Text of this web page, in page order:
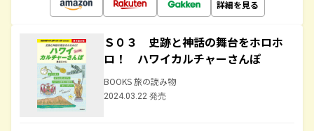
詳細を見る
Ｓ０３ 史跡と神話の舞台をホロホ
ロ！ ハワイカルチャーさんぽ
BOOKS 旅の読み物
2024.03.22 発売